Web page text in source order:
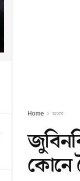
Home অসম
কোনে